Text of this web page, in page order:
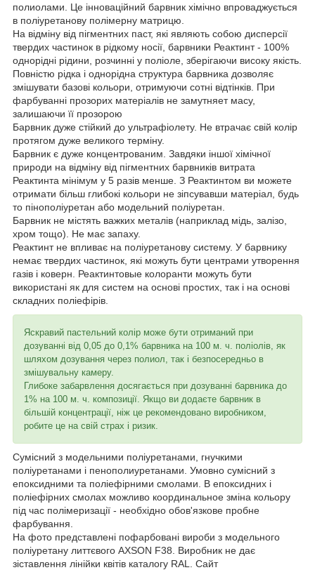
полиолами. Це інноваційний барвник хімічно впроваджується
в поліуретанову полімерну матрицю.
На відміну від пігментних паст, які являють собою дисперсії
твердих частинок в рідкому носії, барвники Реактинт - 100%
однорідні рідини, розчинні у поліоле, зберігаючи високу якість.
Повністю рідка і однорідна структура барвника дозволяє
змішувати базові кольори, отримуючи сотні відтінків. При
фарбуванні прозорих матеріалів не замутняет масу,
залишаючи її прозорою
Барвник дуже стійкий до ультрафіолету. Не втрачає свій колір
протягом дуже великого терміну.
Барвник є дуже концентрованим. Завдяки іншої хімічної
природи на відміну від пігментних барвників витрата
Реактинта мінімум у 5 разів менше. З Реактинтом ви можете
отримати більш глибокі кольори не зіпсувавши матеріал, будь
то пінополіуретан або модельний поліуретан.
Барвник не містять важких металів (наприклад мідь, залізо,
хром тощо). Не має запаху.
Реактинт не впливає на поліуретанову систему. У барвнику
немає твердих частинок, які можуть бути центрами утворення
газів і коверн. Реактинтовые колоранти можуть бути
використані як для систем на основі простих, так і на основі
складних поліефірів.
Яскравий пастельний колір може бути отриманий при
дозуванні від 0,05 до 0,1% барвника на 100 м. ч. поліолів, як
шляхом дозування через полиол, так і безпосередньо в
змішувальну камеру.
Глибоке забарвлення досягається при дозуванні барвника до
1% на 100 м. ч. композиції. Якщо ви додаєте барвник в
більшій концентрації, ніж це рекомендовано виробником,
робите це на свій страх і ризик.
Сумісний з модельними поліуретанами, гнучкими
поліуретанами і пенополиуретанами. Умовно сумісний з
епоксидними та поліефірними смолами. В епоксидних і
поліефірних смолах можливо координальное зміна кольору
під час полімеризації - необхідно обов'язкове пробне
фарбування.
На фото представлені пофарбовані вироби з модельного
поліуретану литтєвого AXSON F38. Виробник не дає
зіставлення лінійки квітів каталогу RAL. Сайт